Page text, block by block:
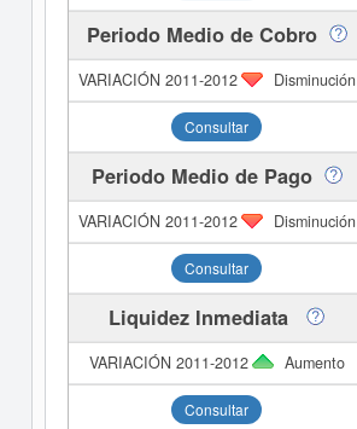
Periodo Medio de Cobro
Disminución
Consultar
Periodo Medio de Pago
Disminución
Consultar
Liquidez Inmediata
Aumento
Consultar